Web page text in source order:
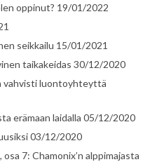
oppinut? 19/01/2022
seikkailu 15/01/2021
taikakeidas 30/12/2020
vahvisti luontoyhteyttä
erämaan laidalla 05/12/2020
03/12/2020
7: Chamonix’n alppimajasta